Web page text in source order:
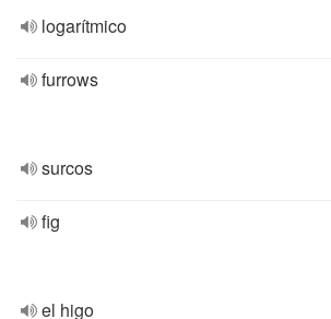
logarítmico
furrows
surcos
fig
el higo